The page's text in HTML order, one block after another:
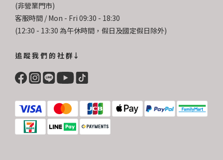
(非營業門市)
客服時間 / Mon - Fri 09:30 - 18:30
(12:30 - 13:30 為午休時間，假日及國定假日除外)
追 蹤 我 們 的 社 群↓